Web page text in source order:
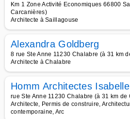
Km 1 Zone Activité Economiques 66800
Carcanières)
Architecte à Saillagouse
Alexandra Goldberg
8 rue Ste Anne 11230 Chalabre (à 31 km
Architecte à Chalabre
Homm Architectes
rue Ste Anne 11230 Chalabre (à 31 km de
Architecte, Permis de construire,
contemporaine, Arc